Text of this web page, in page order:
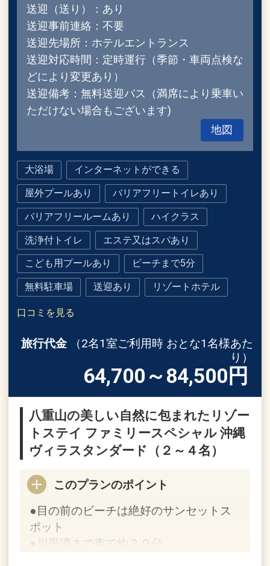
送迎（送り）：あり
送迎事前連絡：不要
送迎先場所：ホテルエントランス
送迎対応時間：定時運行（季節・車両点検な
どにより変更あり）
送迎備考：無料送迎バス（満席により乗車い
ただけない場合もございます)
地図
大浴場 インターネットができる
屋外プールあり バリアフリートイレあり
バリアフリールームあり ハイクラス
洗浄付トイレ エステ又はスパあり
こども用プールあり ビーチまで5分
無料駐車場 送迎あり リゾートホテル
口コミを見る
旅行代金
（2名1室ご利用時 おとな1名様あた
り）
64,700～84,500 円
八重山の美しい自然に包まれたリゾー
トステイ ファミリースペシャル 沖縄
ヴィラスタンダード（２～４名）
このプランのポイント
●目の前のビーチは絶好のサンセットス
ポット
●川平湾まで車で約２０分